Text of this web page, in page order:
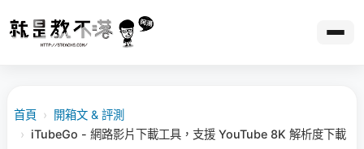
首頁 ›
開箱文 & 評測
› iTubeGo - 網路影片下載工具，支援 YouTube 8K 解析度下載